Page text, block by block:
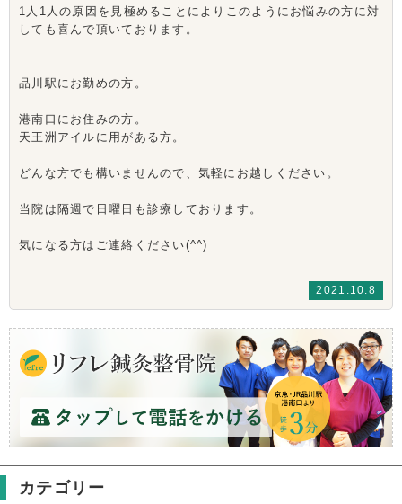
1人1人の原因を見極めることによりこのようにお悩みの方に対
しても喜んで頂いております。
品川駅にお勤めの方。
港南口にお住みの方。
天王洲アイルに用がある方。
どんな方でも構いませんので、気軽にお越しください。
当院は隔週で日曜日も診療しております。
気になる方はご連絡ください(^^)
2021.10.8
カテゴリー